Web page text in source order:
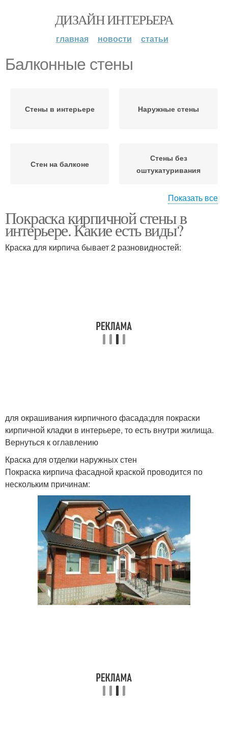
ДИЗАЙН ИНТЕРЬЕРА
главная новости статьи
Балконные стены
Стены в интерьере Наружные стены
Стен на балконе
Стены без
оштукатуривания
предварительным
оштукатуриванием
Стен в интерьере
Показать все
Покраска кирпичной стены в
интерьере. Какие есть виды?
Краска для кирпича бывает 2 разновидностей:
для окрашивания кирпичного фасада;для покраски
кирпичной кладки в интерьере, то есть внутри жилища.
Вернуться к оглавлению
Краска для отделки наружных стен
Покраска кирпича фасадной краской проводится по
нескольким причинам: